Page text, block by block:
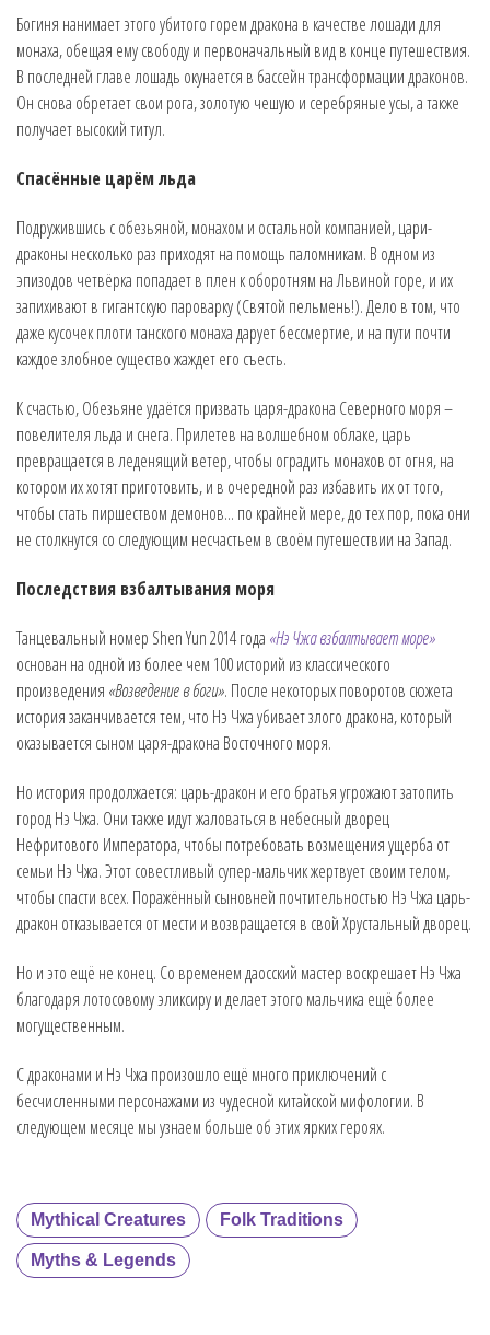
Богиня нанимает этого убитого горем дракона в качестве лошади для
монаха, обещая ему свободу и первоначальный вид в конце путешествия.
В последней главе лошадь окунается в бассейн трансформации драконов.
Он снова обретает свои рога, золотую чешую и серебряные усы, а также
получает высокий титул.
Спасённые царём льда
Подружившись с обезьяной, монахом и остальной компанией, цари-
драконы несколько раз приходят на помощь паломникам. В одном из
эпизодов четвёрка попадает в плен к оборотням на Львиной горе, и их
запихивают в гигантскую пароварку (Святой пельмень!). Дело в том, что
даже кусочек плоти танского монаха дарует бессмертие, и на пути почти
каждое злобное существо жаждет его съесть.
К счастью, Обезьяне удаётся призвать царя-дракона Северного моря –
повелителя льда и снега. Прилетев на волшебном облаке, царь
превращается в леденящий ветер, чтобы оградить монахов от огня, на
котором их хотят приготовить, и в очередной раз избавить их от того,
чтобы стать пиршеством демонов... по крайней мере, до тех пор, пока они
не столкнутся со следующим несчастьем в своём путешествии на Запад.
Последствия взбалтывания моря
Танцевальный номер Shen Yun 2014 года «Нэ Чжа взбалтывает море»
основан на одной из более чем 100 историй из классического
произведения «Возведение в боги». После некоторых поворотов сюжета
история заканчивается тем, что Нэ Чжа убивает злого дракона, который
оказывается сыном царя-дракона Восточного моря.
Но история продолжается: царь-дракон и его братья угрожают затопить
город Нэ Чжа. Они также идут жаловаться в небесный дворец
Нефритового Императора, чтобы потребовать возмещения ущерба от
семьи Нэ Чжа. Этот совестливый супер-мальчик жертвует своим телом,
чтобы спасти всех. Поражённый сыновней почтительностью Нэ Чжа царь-
дракон отказывается от мести и возвращается в свой Хрустальный дворец.
Но и это ещё не конец. Со временем даосский мастер воскрешает Нэ Чжа
благодаря лотосовому эликсиру и делает этого мальчика ещё более
могущественным.
С драконами и Нэ Чжа произошло ещё много приключений с
бесчисленными персонажами из чудесной китайской мифологии. В
следующем месяце мы узнаем больше об этих ярких героях.
Mythical Creatures Folk Traditions
Myths & Legends